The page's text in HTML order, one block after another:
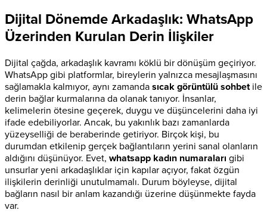
Dijital Dönemde Arkadaşlık: WhatsApp
Üzerinden Kurulan Derin İlişkiler
Dijital çağda, arkadaşlık kavramı köklü bir dönüşüm geçiriyor.
WhatsApp gibi platformlar, bireylerin yalnızca mesajlaşmasını
sağlamakla kalmıyor, aynı zamanda sıcak görüntülü sohbetile
derin bağlar kurmalarına da olanak tanıyor. İnsanlar,
kelimelerin ötesine geçerek, duygu ve düşüncelerini daha iyi
ifade edebiliyorlar. Ancak, bu yakınlık bazı zamanlarda
yüzeyselliği de beraberinde getiriyor. Birçok kişi, bu
durumdan etkilenip gerçek bağlantıların yerini sanal olanların
aldığını düşünüyor. Evet, whatsapp kadın numaraları gibi
unsurlar yeni arkadaşlıklar için kapılar açıyor, fakat özgün
ilişkilerin derinliği unutulmamalı. Durum böyleyse, dijital
bağların nasıl bir anlam kazandığı üzerine düşünmekte fayda
var.